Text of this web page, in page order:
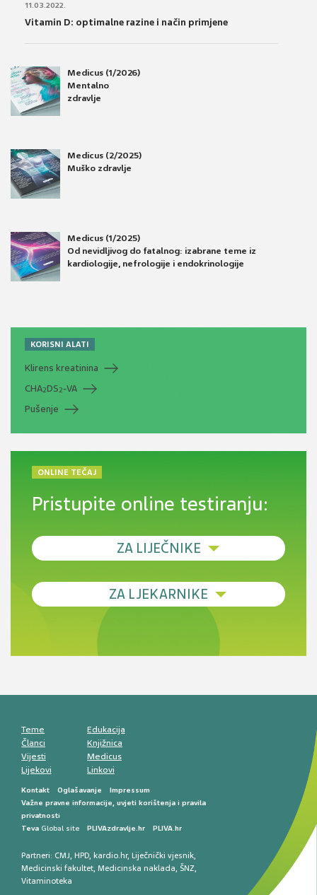
11.03.2022.
Vitamin D: optimalne razine i način primjene
Medicus (1/2026)
Mentalno
zdravlje
Medicus (2/2025)
Muško zdravlje
Medicus (1/2025)
Od nevidljivog do fatalnog: izabrane teme iz
kardiologije, nefrologije i endokrinologije
KORISNI ALATI
Klirens kreatinina
CHA2DS2-VA
Pušenje
ONLINE TEČAJ
Pristupite online testiranju:
ZA LIJEČNIKE
Debljina - od prevencije do personalizirane
Novi pogled na migrenu: komorbiditeti, spolne
razlike i nove terapije
smetnji do rane onkološke dijagnostike
ZA LJEKARNIKE
Antikoagulansi u ljekarničkoj praksi –
Teme
Članci
Vijesti
Lijekovi
Edukacija
Knjižnica
Medicus
Linkovi
Kontakt Oglašavanje
Impressum
Važne pravne informacije, uvjeti korištenja i pravila
privatnosti
Teva Global site PLIVAzdravlje.hr PLIVA.hr
Partneri: CMJ, HPD, kardio.hr, Liječnički vjesnik,
Medicinski fakultet, Medicinska naklada, ŠNZ,
Vitaminoteka